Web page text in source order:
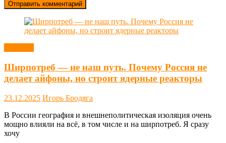
Ширпотреб — не наш путь. Почему Россия не
делает айфоны, но строит ядерные реакторы
23.12.2025 Игорь Бродяга
В России география и внешнеполитическая изоляция очень
мощно влияли на всё, в том числе и на ширпотреб. Я сразу
хочу